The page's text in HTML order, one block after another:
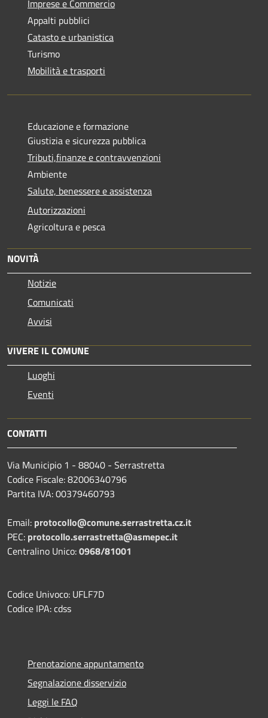
Imprese e Commercio
Appalti pubblici
Catasto e urbanistica
Turismo
Mobilità e trasporti
Educazione e formazione
Giustizia e sicurezza pubblica
Tributi,finanze e contravvenzioni
Ambiente
Salute, benessere e assistenza
Autorizzazioni
Agricoltura e pesca
NOVITÀ
Notizie
Comunicati
Avvisi
VIVERE IL COMUNE
Luoghi
Eventi
CONTATTI
Via Municipio 1 - 88040 - Serrastretta
Codice Fiscale: 82006340796
Partita IVA: 00379460793
Email: protocollo@comune.serrastretta.cz.it
PEC: protocollo.serrastretta@asmepec.it
Centralino Unico:0968/81001
Codice Univoco: UFLF7D
Codice IPA: cdss
Prenotazione appuntamento
Segnalazione disservizio
Leggi le FAQ